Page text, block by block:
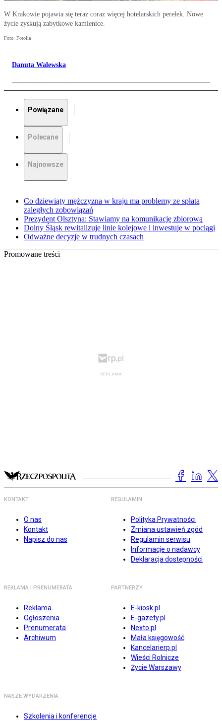
W Krakowie pojawia się teraz coraz więcej hotelarskich perełek. Nowe
życie zyskują zabytkowe kamienice.
Foto: Fotolia
Danuta Walewska
Powiązane
Polecane
Najnowsze
Co dziewiąty mężczyzna w kraju ma problemy ze spłatą
zaległych zobowiązań
Prezydent Olsztyna: Stawiamy na komunikację zbiorową
Dolny Śląsk rewitalizuje linie kolejowe i inwestuje w pociągi
Odważne decyzje w trudnych czasach
Promowane treści
KONTAKT
O nas
Kontakt
Napisz do nas
REGULAMIN
Polityka Prywatności
Zmiana ustawień zgód
Regulamin serwisu
Informacje o nadawcy
Deklaracja dostępności
REKLAMA I PRENUMERATA
Reklama
Ogłoszenia
Prenumerata
Archiwum
PARTNERZY
E-kiosk.pl
E-gazety.pl
Nexto.pl
Mała księgowość
Kancelarierp.pl
Wieści Rolnicze
Życie Warszawy
NASZE WYDARZENIA
Szkolenia i konferencje